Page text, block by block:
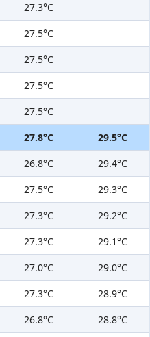
27.3°C
27.5°C
27.5°C
27.5°C
27.5°C
27.8°C
29.5°C
26.8°C
29.4°C
27.5°C
29.3°C
27.3°C
29.2°C
27.3°C
29.1°C
27.0°C
29.0°C
27.3°C
28.9°C
26.8°C 28.8°C